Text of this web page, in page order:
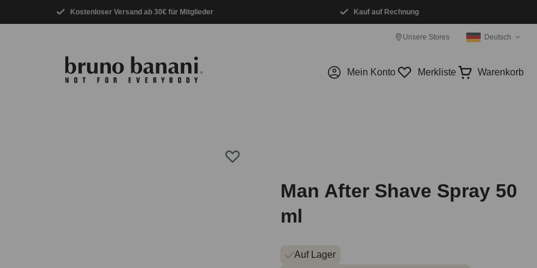
Kostenloser Versand ab 30€ für Mitglieder Kauf auf Rechnung
Unsere Stores Deutsch
Mein Konto Merkliste Warenkorb
Man After Shave Spray 50
ml
Auf Lager